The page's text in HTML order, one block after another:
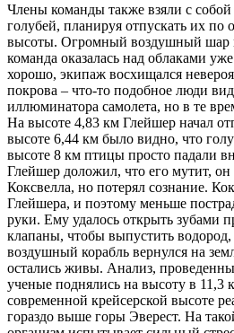
Члены команды также взяли с
голубей, планируя отпускать их по
высоты. Огромный воздушный шар
команда оказалась над облаками
хорошо, экипаж восхищался
покрова – что-то подобное люди
иллюминатора самолета, но в те
На высоте 4,83 км Глейшер начал
высоте 6,44 км было видно, что
высоте 8 км птицы просто падали
Глейшер доложил, что его мутит, он
Коксвелла, но потерял сознание.
Глейшера, и поэтому меньше
руки. Ему удалось открыть зубами
клапаны, чтобы выпустить
воздушный корабль вернулся на
остались живы. Анализ,
ученые поднялись на высоту в 11,3
современной крейсерской высоте
гораздо выше горы Эверест. На